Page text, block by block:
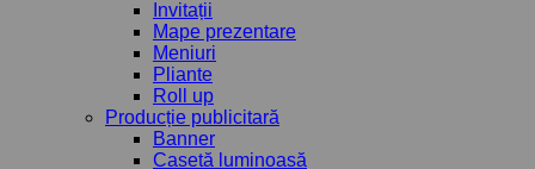
Invitații
Mape prezentare
Meniuri
Pliante
Roll up
Producție publicitară
Banner
Casetă luminoasă